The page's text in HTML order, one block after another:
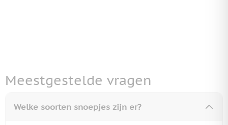
Meestgestelde vragen
Welke soorten snoepjes zijn er?